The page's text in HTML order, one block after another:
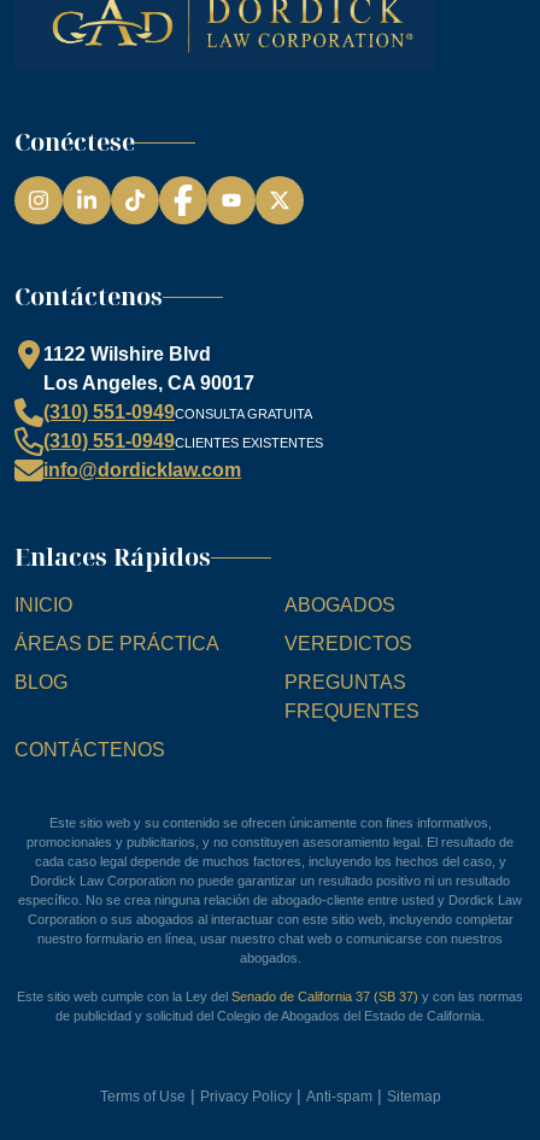
Conéctese
InstagramLinkedInTikTokFacebookYouTube
Contáctenos
1122 Wilshire Blvd
Los Angeles, CA 90017
(310) 551-0949CONSULTA GRATUITA
(310) 551-0949CLIENTES EXISTENTES
info@dordicklaw.com
Enlaces Rápidos
INICIO
ABOGADOS
ÁREAS DE PRÁCTICA
VEREDICTOS
BLOG
PREGUNTAS
FREQUENTES
CONTÁCTENOS
Este sitio web y su contenido se ofrecen únicamente con fines informativos,
promocionales y publicitarios, y no constituyen asesoramiento legal. El resultado de
cada caso legal depende de muchos factores, incluyendo los hechos del caso, y
Dordick Law Corporation no puede garantizar un resultado positivo ni un resultado
específico. No se crea ninguna relación de abogado-cliente entre usted y Dordick Law
Corporation o sus abogados al interactuar con este sitio web, incluyendo completar
nuestro formulario en línea, usar nuestro chat web o comunicarse con nuestros
abogados.
Este sitio web cumple con la Ley del Senado de California 37 (SB 37) y con las normas
de publicidad y solicitud del Colegio de Abogados del Estado de California.
Terms of Use | Privacy Policy| Anti-spam| Sitemap